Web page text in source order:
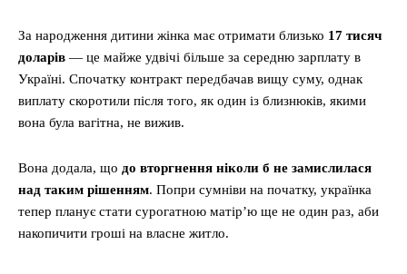
За народження дитини жінка має отримати близько 17 тисяч
доларів — це майже удвічі більше за середню зарплату в
Україні. Спочатку контракт передбачав вищу суму, однак
виплату скоротили після того, як один із близнюків, якими
вона була вагітна, не вижив.
Вона додала, що до вторгнення ніколи б не замислилася
над таким рішенням. Попри сумніви на початку, українка
тепер планує стати сурогатною матір’ю ще не один раз, аби
накопичити гроші на власне житло.